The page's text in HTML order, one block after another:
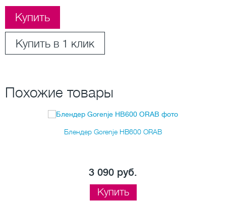
Купить
Купить в 1 клик
Похожие товары
Блендер Gorenje HB600 ORAB
3 090 руб.
Купить